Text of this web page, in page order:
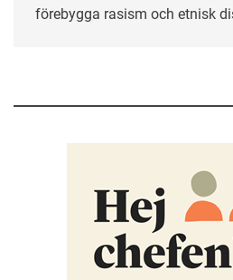
förebygga rasism och etnisk